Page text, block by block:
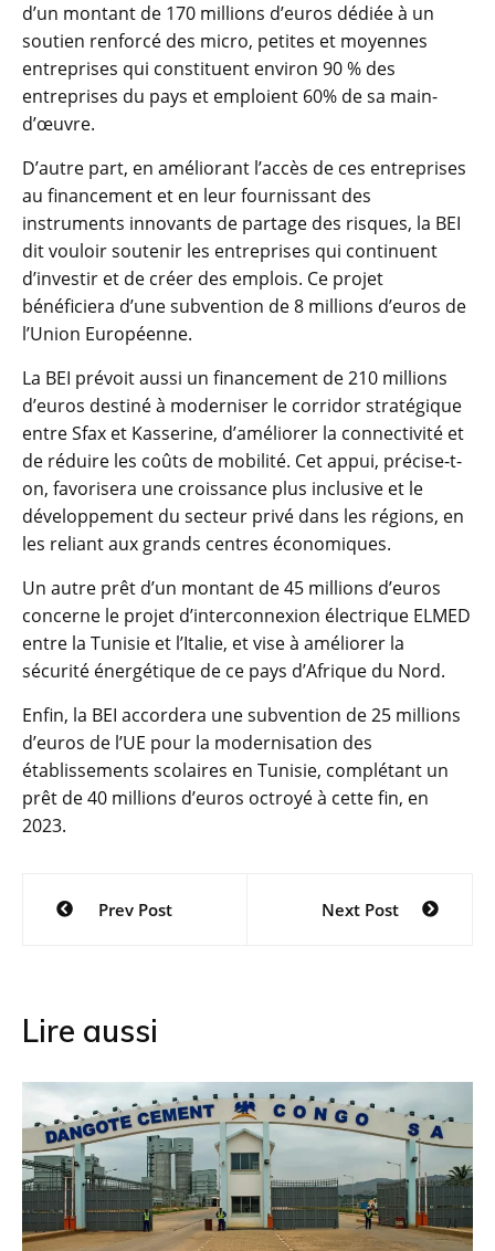
d’un montant de 170 millions d’euros dédiée à un
soutien renforcé des micro, petites et moyennes
entreprises qui constituent environ 90 % des
entreprises du pays et emploient 60% de sa main-
d’œuvre.
D’autre part, en améliorant l’accès de ces entreprises
au financement et en leur fournissant des
instruments innovants de partage des risques, la BEI
dit vouloir soutenir les entreprises qui continuent
d’investir et de créer des emplois. Ce projet
bénéficiera d’une subvention de 8 millions d’euros de
l’Union Européenne.
La BEI prévoit aussi un financement de 210 millions
d’euros destiné à moderniser le corridor stratégique
entre Sfax et Kasserine, d’améliorer la connectivité et
de réduire les coûts de mobilité. Cet appui, précise-t-
on, favorisera une croissance plus inclusive et le
développement du secteur privé dans les régions, en
les reliant aux grands centres économiques.
Un autre prêt d’un montant de 45 millions d’euros
concerne le projet d’interconnexion électrique ELMED
entre la Tunisie et l’Italie, et vise à améliorer la
sécurité énergétique de ce pays d’Afrique du Nord.
Enfin, la BEI accordera une subvention de 25 millions
d’euros de l’UE pour la modernisation des
établissements scolaires en Tunisie, complétant un
prêt de 40 millions d’euros octroyé à cette fin, en
2023.
Navigation
Prev Post Next Post
Lire aussi